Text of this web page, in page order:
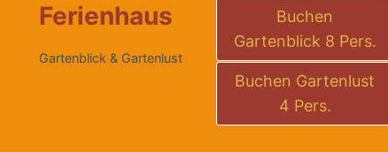
Ferienhaus
Gartenblick & Gartenlust
Buchen
Gartenblick 8 Pers.
Buchen Gartenlust
4 Pers.